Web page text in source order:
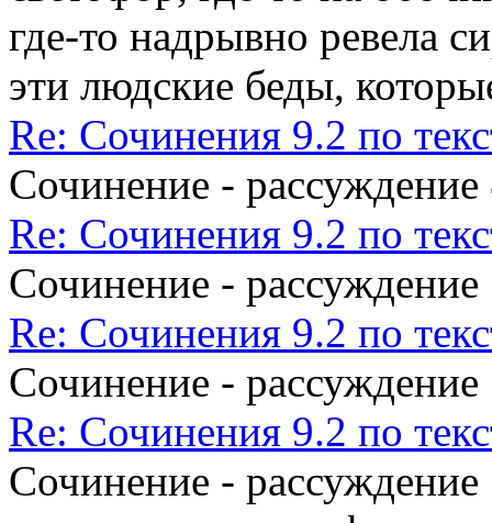
где-то надрывно ревела
эти людские беды,
Re: Сочинения 9.2 по
Сочинение - рассуждение
Re: Сочинения 9.2 по
Сочинение - рассуждение
Re: Сочинения 9.2 по
Сочинение - рассуждение
Re: Сочинения 9.2 по
Сочинение -